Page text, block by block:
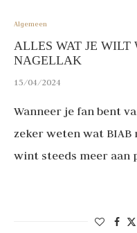
Algemeen
ALLES WAT JE
NAGELLAK
15/04/2024
Wanneer je fan bent
zeker weten wat BIAB
wint steeds meer aan